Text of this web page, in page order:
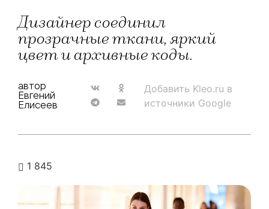
Дизайнер соединил
прозрачные ткани, яркий
цвет и архивные коды.
автор
Евгений
Елисеев
Добавить Kleo.ru в
источники Google
1 845